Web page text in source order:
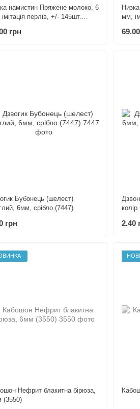
намистин Пряжене молоко, 6
перлів, +/- 145шт.
грн
мм,
Бубонець (шелест)
6мм, срібло (7447)
грн 2.40
Нефрит блакитна бірюза,
(3550)